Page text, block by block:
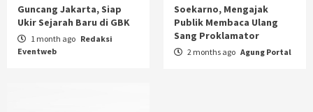
Guncang Jakarta, Siap
Ukir Sejarah Baru di GBK
1 month ago Redaksi
Eventweb
Soekarno, Mengajak
Publik Membaca Ulang
Sang Proklamator
2 months ago Agung Portal